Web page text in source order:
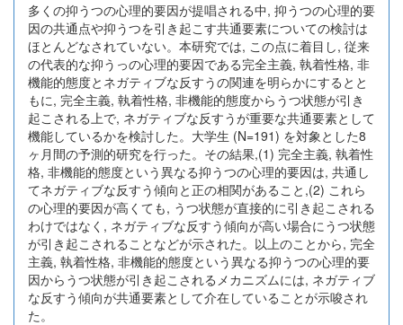
多くの抑うつの心理的要因が提唱される中, 抑うつの心理的要
因の共通点や抑うつを引き起こす共通要素についての検討は
ほとんどなされていない。本研究では, この点に着目し, 従来
の代表的な抑うっの心理的要因である完全主義, 執着性格, 非
機能的態度とネガティブな反すうの関連を明らかにするとと
もに, 完全主義, 執着性格, 非機能的態度からうつ状態が引き
起こされる上で, ネガティブな反すうが重要な共通要素として
機能しているかを検討した。大学生 (N=191) を対象とした8
ヶ月間の予測的研究を行った。その結果,(1) 完全主義, 執着性
格, 非機能的態度という異なる抑うつの心理的要因は, 共通し
てネガティブな反すう傾向と正の相関があること,(2) これら
の心理的要因が高くても, うつ状態が直接的に引き起こされる
わけではなく, ネガティブな反すう傾向が高い場合にうつ状態
が引き起こされることなどが示された。以上のことから, 完全
主義, 執着性格, 非機能的態度という異なる抑うつの心理的要
因からうつ状態が引き起こされるメカニズムには, ネガティブ
な反すう傾向が共通要素として介在していることが示唆され
た。